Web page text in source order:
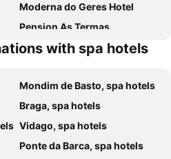
Moderna do Geres Hotel
Pension As Termas
Grande Hotel da Bela Vista
with spa hotels
Mondim de Basto, spa hotels
Braga, spa hotels
Vidago, spa hotels
Ponte da Barca, spa hotels